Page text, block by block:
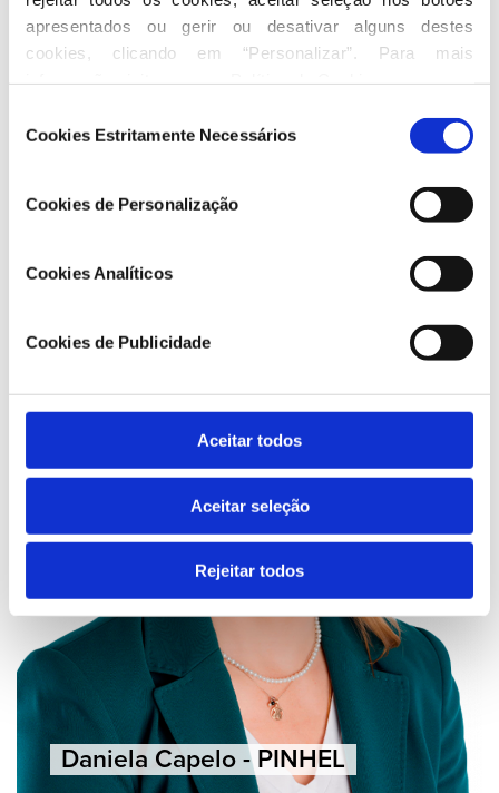
apresentados ou gerir ou desativar alguns destes
cookies, clicando em “Personalizar”. Para mais
deCookies Estritamente Necessários
Cookies de Personalização
Cookies Analíticos
Cookies de Publicidade
Aceitar todos
Aceitar seleção
Rejeitar todos
César Figueiredo - MÊDA
Daniela Capelo - PINHEL